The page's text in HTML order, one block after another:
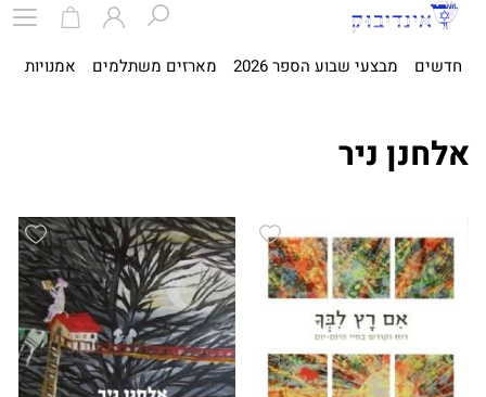
חדשים מבצעי שבוע הספר 2026 מארזים משתלמים אמנויות
אלחנן ניר